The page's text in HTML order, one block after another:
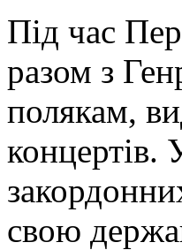
Під час
разом з
полякам,
концертів.
свою